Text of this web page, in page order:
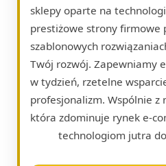
sklepy oparte na
prestiżowe strony firmowe
szablonowych
Twój rozwój. Zapewniamy
w tydzień, rzetelne
profesjonalizm. Wspólnie z
która zdominuje rynek e-
technologiom jutra